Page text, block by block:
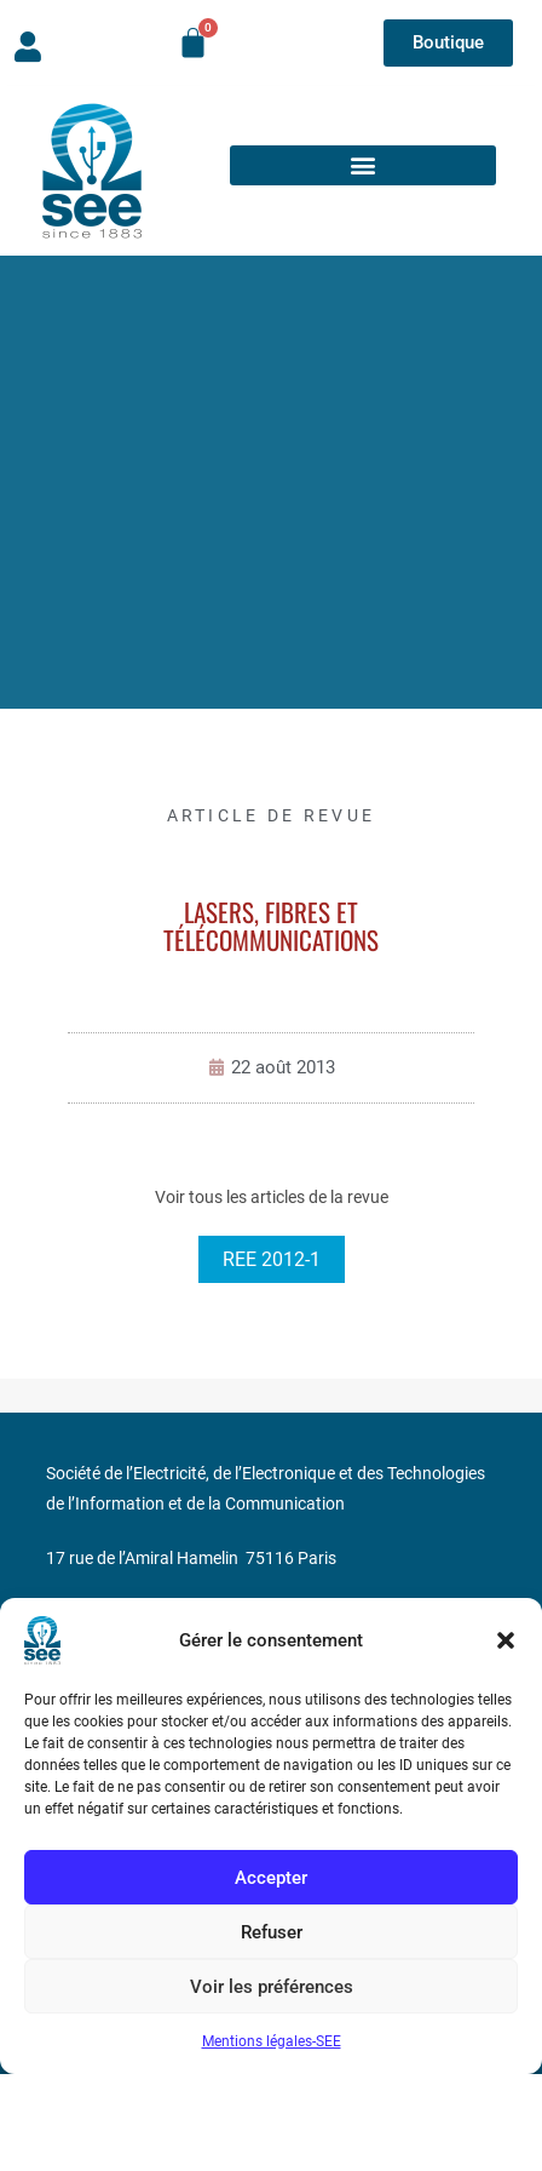
Gérer le consentement
Pour offrir les meilleures expériences, nous utilisons des technologies telles
que les cookies pour stocker et/ou accéder aux informations des appareils.
Le fait de consentir à ces technologies nous permettra de traiter des
données telles que le comportement de navigation ou les ID uniques sur ce
site. Le fait de ne pas consentir ou de retirer son consentement peut avoir
un effet négatif sur certaines caractéristiques et fonctions.
Accepter
Refuser
Voir les préférences
Mentions légales-SEE
Boutique
ARTICLE DE REVUE
LASERS, FIBRES ET
TÉLÉCOMMUNICATIONS
22 août 2013
Voir tous les articles de la revue
REE 2012-1
Bicentenaire des découvertes d’André-
Conditions Générales de Vente
Mentions légales
Société de l’Electricité, de l’Electronique et des Technologies
de l’Information et de la Communication
17 rue de l’Amiral Hamelin 75116 Paris
Métro : « Boissière » Ligne 6 et « Iéna » Ligne 9
Téléphone : (+33) 1 56 90 37 17
N° de SIREN : 785 393 232, Code APE : 9412Z TVA intra-
communautaire : FR44 785 393 232